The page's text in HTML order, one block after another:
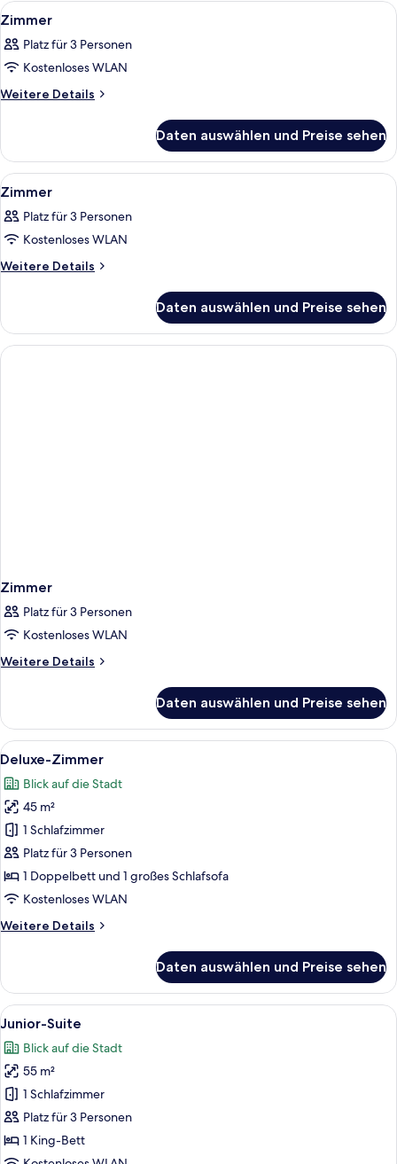
Alle
Fotos
für
Zimmer
anzeigen
Ein Hotelzimmer mit Bett,
5
Zimmer
Platz für 3 Personen
Kostenloses WLAN
Weitere Details
Weitere
Daten auswählen und Preise sehen
Alle
Fotos
für
Zimmer
anzeigen
Ein modernes Hotelzimmer mit
10
Zimmer
Platz für 3 Personen
Kostenloses WLAN
Weitere Details
Weitere
Daten auswählen und Preise sehen
Zimmer
Platz für 3 Personen
Kostenloses WLAN
Weitere Details
Weitere
Daten auswählen und Preise sehen
Alle
Fotos
für
Deluxe-
Zimmer
anzeigen
Ein modernes Hotelzimmer mit
6
Deluxe-Zimmer
Blick auf die Stadt
45 m²
1 Schlafzimmer
Platz für 3 Personen
1 Doppelbett und 1 großes Schlafsofa
Kostenloses WLAN
Weitere Details
Weitere
Zimmer
Daten auswählen und Preise sehen
Alle
Fotos
für
Junior-
Suite
anzeigen
Ein modernes Hotelzimmer mit
9
Junior-Suite
Blick auf die Stadt
55 m²
1 Schlafzimmer
Platz für 3 Personen
1 King-Bett